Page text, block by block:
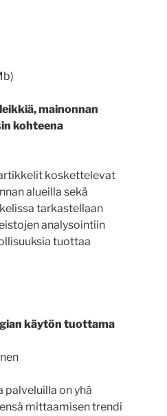
mainonnan
kohteena
koskettelevat
alueilla sekä
tarkastellaan
analysointiin
tuottaa
käytön tuottama
on yhä
mittaamisen trendi